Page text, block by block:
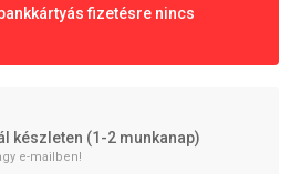
fizetésre nincs
készleten (1-2 munkanap)
e-mailben!